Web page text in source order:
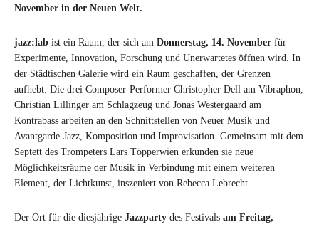
November in der Neuen Welt.
jazz:lab ist ein Raum, der sich am Donnerstag, 14. November für
Experimente, Innovation, Forschung und Unerwartetes öffnen wird. In
der Städtischen Galerie wird ein Raum geschaffen, der Grenzen
aufhebt. Die drei Composer-Performer Christopher Dell am Vibraphon,
Christian Lillinger am Schlagzeug und Jonas Westergaard am
Kontrabass arbeiten an den Schnittstellen von Neuer Musik und
Avantgarde-Jazz, Komposition und Improvisation. Gemeinsam mit dem
Septett des Trompeters Lars Töpperwien erkunden sie neue
Möglichkeitsräume der Musik in Verbindung mit einem weiteren
Element, der Lichtkunst, inszeniert von Rebecca Lebrecht.
Der Ort für die diesjährige Jazzparty des Festivals am Freitag,